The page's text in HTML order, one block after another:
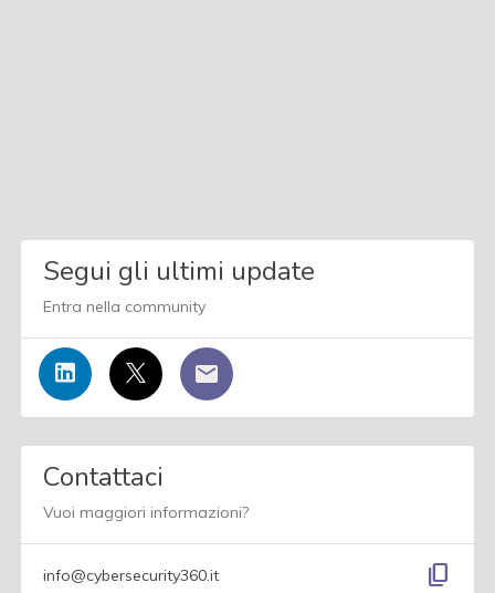
Segui gli ultimi update
Entra nella community
Contattaci
Vuoi maggiori informazioni?
info@cybersecurity360.it content_copy